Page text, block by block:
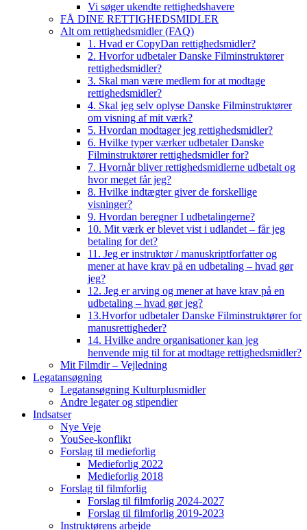
Vi søger ukendte rettighedshavere
FÅ DINE RETTIGHEDSMIDLER
Alt om rettighedsmidler (FAQ)
1. Hvad er CopyDan rettighedsmidler?
2. Hvorfor udbetaler Danske Filminstruktører
rettighedsmidler?
3. Skal man være medlem for at modtage
rettighedsmidler?
4. Skal jeg selv oplyse Danske Filminstruktører
om visning af mit værk?
5. Hvordan modtager jeg rettighedsmidler?
6. Hvilke typer værker udbetaler Danske
Filminstruktører rettighedsmidler for?
7. Hvornår bliver rettighedsmidlerne udbetalt og
hvor meget får jeg?
8. Hvilke indtægter giver de forskellige
visninger?
9. Hvordan beregner I udbetalingerne?
10. Mit værk er blevet vist i udlandet – får jeg
betaling for det?
11. Jeg er instruktør / manuskriptforfatter og
mener at have krav på en udbetaling – hvad gør
jeg?
12. Jeg er arving og mener at have krav på en
udbetaling – hvad gør jeg?
13.Hvorfor udbetaler Danske Filminstruktører for
manusrettigheder?
14. Hvilke andre organisationer kan jeg
henvende mig til for at modtage rettighedsmidler?
Mit Filmdir – Vejledning
Legatansøgning
Legatansøgning Kulturplusmidler
Andre legater og stipendier
Indsatser
Nye Veje
YouSee-konflikt
Forslag til medieforlig
Medieforlig 2022
Medieforlig 2018
Forslag til filmforlig
Forslag til filmforlig 2024-2027
Forslag til filmforlig 2019-2023
Instruktørens arbejde